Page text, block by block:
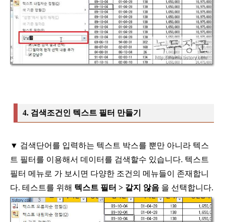
4. 검색조건인 텍스트 필터 만들기
▼ 검색단어를 입력하는 텍스트 박스를 뿐만 아니라 텍스
트 필터를 이용해서 데이터를 검색할수 있습니다. 텍스트
필터 메뉴로 가 보시면 다양한 조건의 메뉴들이 존재합니
다. 테스트를 위해 텍스트 필터 > 같지 않음 을 선택합니다.